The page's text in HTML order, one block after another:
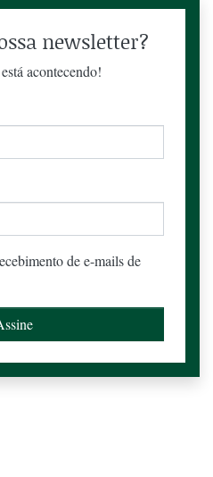
newsletter?
acontecendo!
de e-mails de